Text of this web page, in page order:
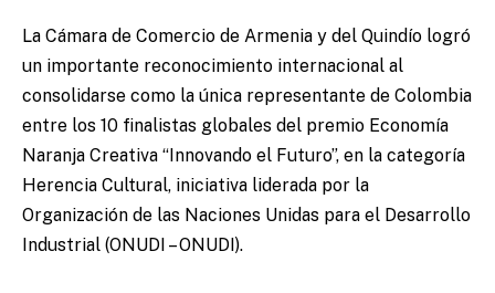
La Cámara de Comercio de Armenia y del Quindío logró
un importante reconocimiento internacional al
consolidarse como la única representante de Colombia
entre los 10 finalistas globales del premio Economía
Naranja Creativa “Innovando el Futuro”, en la categoría
Herencia Cultural, iniciativa liderada por la
Organización de las Naciones Unidas para el Desarrollo
Industrial (ONUDI – ONUDI).